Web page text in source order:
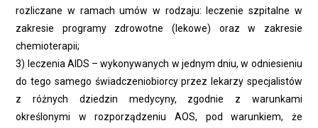
rozliczane w ramach umów w rodzaju: leczenie szpitalne w
zakresie programy zdrowotne (lekowe) oraz w zakresie
chemioterapii;
3) leczenia AIDS – wykonywanych w jednym dniu, w odniesieniu
do tego samego świadczeniobiorcy przez lekarzy specjalistów
z różnych dziedzin medycyny, zgodnie z warunkami
określonymi w rozporządzeniu AOS, pod warunkiem, że